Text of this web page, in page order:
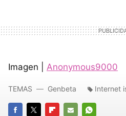
Imagen | Anonymous9000
TEMAS Genbeta Internet